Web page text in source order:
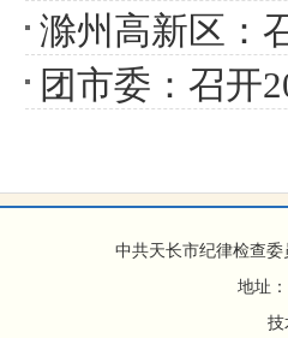
滁州高新区：召
团市委：召开
中共天长市纪律检查
地址
技